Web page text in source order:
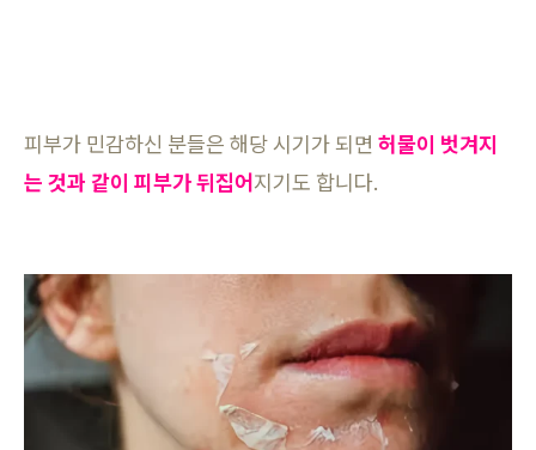
피부가 민감하신 분들은 해당 시기가 되면 허물이 벗겨지
는 것과 같이 피부가 뒤집어지기도 합니다.